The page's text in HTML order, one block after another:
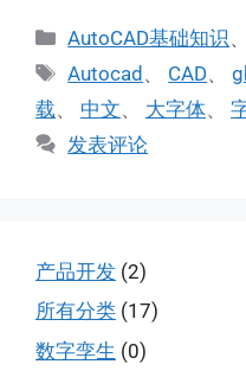
分
类
AutoCAD基础知识 、
标
签
Autocad、 CAD、
载、 中文、 大字体、
发表评论
产品开发 (2)
所有分类 (17)
数字孪生 (0)